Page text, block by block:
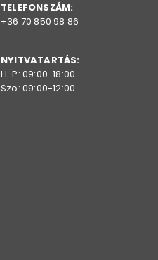
TELEFONSZÁM:
+36 70 850 98 86
NYITVATARTÁS:
H-P: 09:00-18:00
Szo: 09:00-12:00